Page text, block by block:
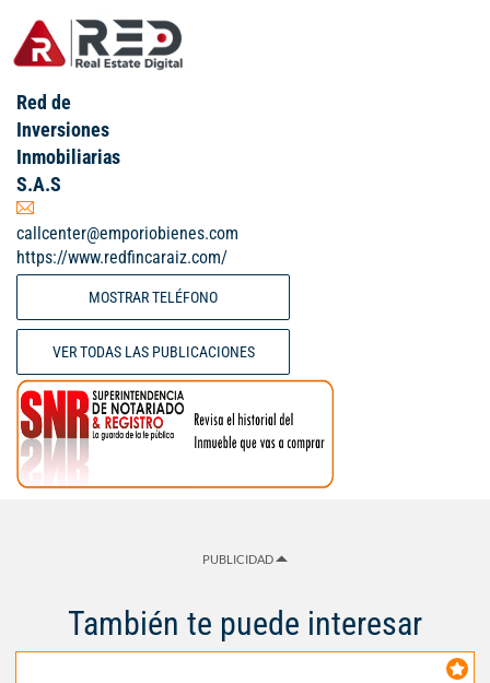
Red de
Inversiones
Inmobiliarias
S.A.S
callcenter@emporiobienes.com
https://www.redfincaraiz.com/
MOSTRAR TELÉFONO
VER TODAS LAS PUBLICACIONES
PUBLICIDAD
También te puede interesar